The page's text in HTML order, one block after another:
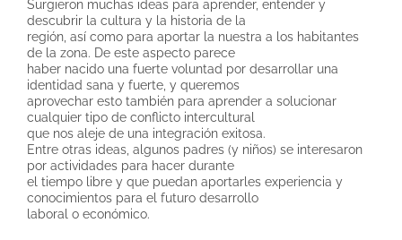
Surgieron muchas ideas para aprender, entender y
descubrir la cultura y la historia de la
región, así como para aportar la nuestra a los habitantes
de la zona. De este aspecto parece
haber nacido una fuerte voluntad por desarrollar una
identidad sana y fuerte, y queremos
aprovechar esto también para aprender a solucionar
cualquier tipo de conflicto intercultural
que nos aleje de una integración exitosa.
Entre otras ideas, algunos padres (y niños) se interesaron
por actividades para hacer durante
el tiempo libre y que puedan aportarles experiencia y
conocimientos para el futuro desarrollo
laboral o económico.